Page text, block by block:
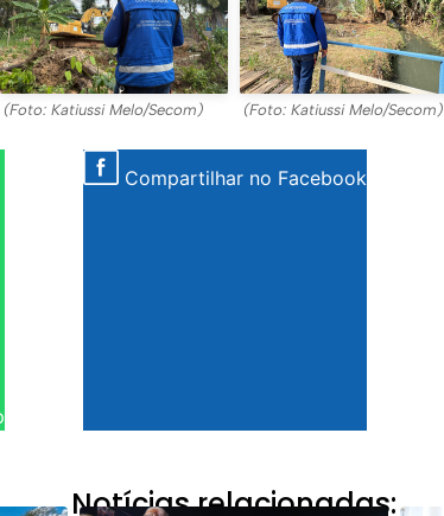
(Foto: Katiussi Melo/Secom) (Foto: Katiussi Melo/Secom)
Compartilhar no Facebook
Notícias relacionadas: